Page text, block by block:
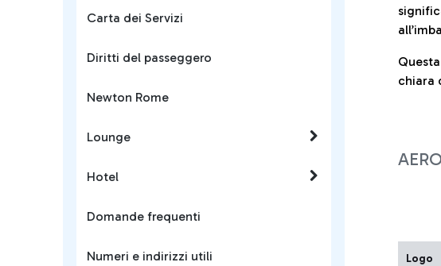
chiara
Logo
Carta dei Servizi
Diritti del passeggero
Newton Rome
Lounge
Hotel
Domande frequenti
Numeri e indirizzi utili